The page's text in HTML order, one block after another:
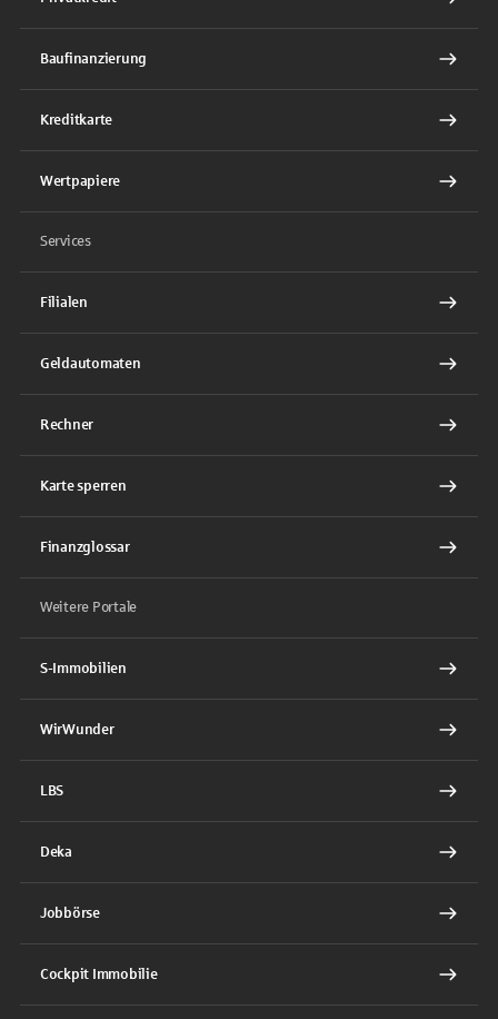
Baufinanzierung
Kreditkarte
Wertpapiere
Services
Filialen
Geldautomaten
Rechner
Karte sperren
Finanzglossar
Weitere Portale
S-Immobilien
WirWunder
LBS
Deka
Jobbörse
Cockpit Immobilie